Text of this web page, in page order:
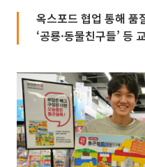
옥스포드 협업 통해 품
‘공룡·동물친구들’ 등